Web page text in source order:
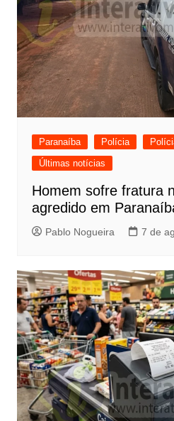
Paranaíba Polícia
Últimas notícias
Homem sofre fratura
agredido em
Pablo Nogueira 7 de